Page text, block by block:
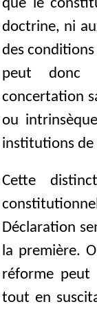
que le
doctrine, ni
des
peut donc
concertation
ou
institutions de
Cette
Déclaration
la première.
réforme peut
tout en